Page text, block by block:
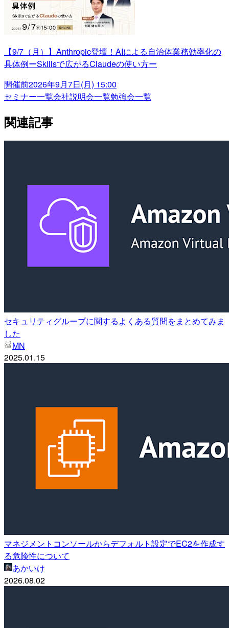
【9/7（月）】Anthropic登壇！AIによる自治体業務効率化の
具体例ーSkillsで広がるClaudeの使い方ー
開催前2026年9月7日(月) 15:00
セミナー一覧会社説明会一覧勉強会一覧
関連記事
セキュリティグループに関するよくある質問をまとめてみま
した
MN
2025.01.15
マネジメントコンソールからデフォルト設定でEC2を作成す
る危険性について
あかいけ
2026.08.02